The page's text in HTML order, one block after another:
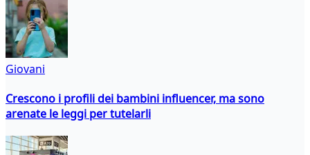
Giovani
Crescono i profili dei bambini influencer, ma sono
arenate le leggi per tutelarli